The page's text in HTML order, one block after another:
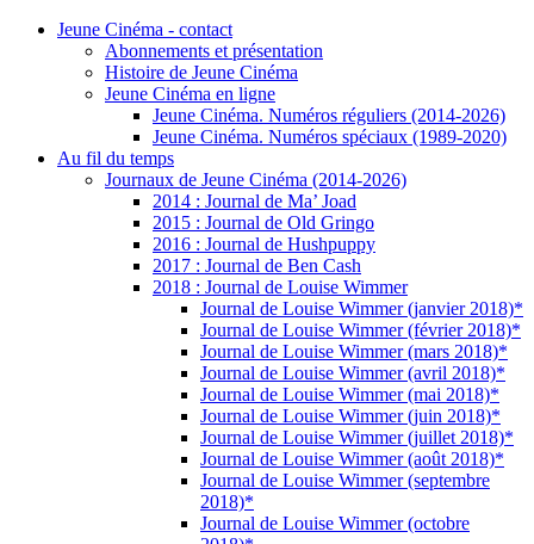
Jeune Cinéma - contact
Abonnements et présentation
Histoire de Jeune Cinéma
Jeune Cinéma en ligne
Jeune Cinéma. Numéros réguliers (2014-2026)
Jeune Cinéma. Numéros spéciaux (1989-2020)
Au fil du temps
Journaux de Jeune Cinéma (2014-2026)
2014 : Journal de Ma’ Joad
2015 : Journal de Old Gringo
2016 : Journal de Hushpuppy
2017 : Journal de Ben Cash
2018 : Journal de Louise Wimmer
Journal de Louise Wimmer (janvier 2018)*
Journal de Louise Wimmer (février 2018)*
Journal de Louise Wimmer (mars 2018)*
Journal de Louise Wimmer (avril 2018)*
Journal de Louise Wimmer (mai 2018)*
Journal de Louise Wimmer (juin 2018)*
Journal de Louise Wimmer (juillet 2018)*
Journal de Louise Wimmer (août 2018)*
Journal de Louise Wimmer (septembre
2018)*
Journal de Louise Wimmer (octobre